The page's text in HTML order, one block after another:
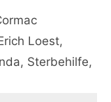
Loest,
, Sterbehilfe,